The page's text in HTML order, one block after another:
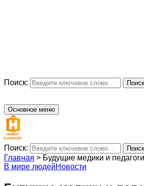
Поиск: Поиск
Основное меню
Поиск: Поиск
Главная > Будущие медики и
В мире людейНовости